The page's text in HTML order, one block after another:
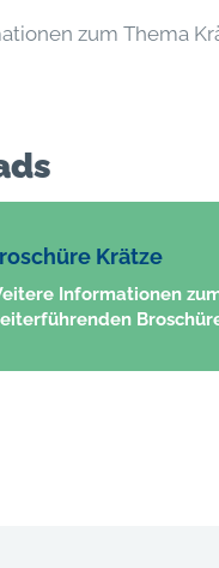
zum Thema
Krätze
Informationen